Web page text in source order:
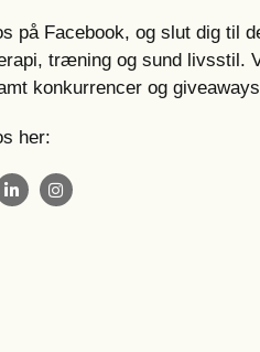
på Facebook, og slut dig til
træning og sund livsstil.
konkurrencer og
her: